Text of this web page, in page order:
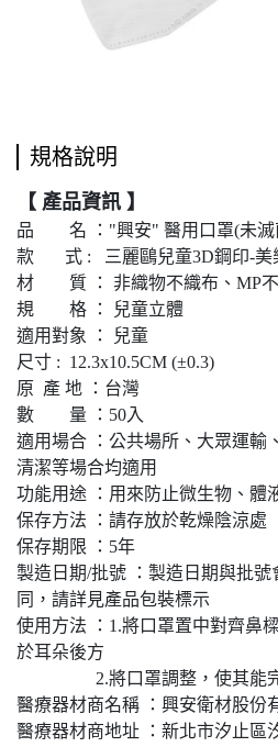
規格說明
【 產品資訊 】
品 名 ："興安" 醫用口罩(未滅
款 式 : 三麗鷗兒童3D鋼印-美
材 質 ： 非織物不織布、MP不
規 格 ： 兒童立體
適用對象 ： 兒童
尺寸 : 12.3x10.5CM (±0.3)
原 產 地 ：台灣
數 量 ：50入
適用場合 ：公共場所、大眾運輸
清潔等場合均適用
功能用途 ：用來防止微生物、體
保存方法 ：請存放於乾燥陰涼處
保存期限 ：5年
製造日期/批號 ：製造日期與批
同，請詳見產品包裝標示
使用方法 ：1.將口罩置中對齊鼻
於耳朵後方
2.將口罩調整，使其能完
醫療器材商名稱 ：興安衛材股份
醫療器材商地址 ：新北市汐止區